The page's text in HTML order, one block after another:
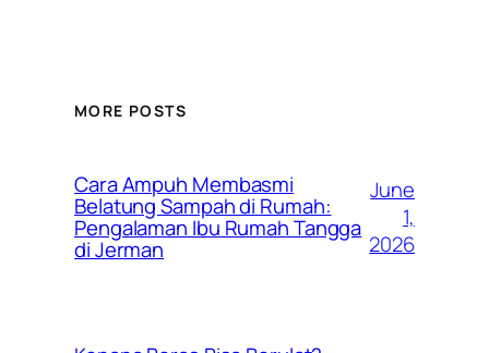
MORE POSTS
Cara Ampuh Membasmi
Belatung Sampah di Rumah:
Pengalaman Ibu Rumah Tangga
di Jerman
June
1,
2026